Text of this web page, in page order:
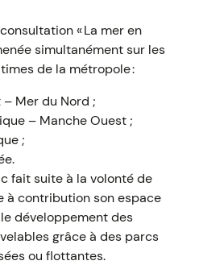
« La mer en
simultanément sur les
de la métropole :
– Mer du Nord ;
– Manche Ouest ;
;
fait suite à la volonté de
à contribution son espace
développement des
grâce à des parcs
ou flottantes.